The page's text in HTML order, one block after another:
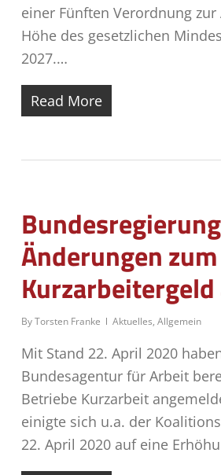
einer Fünften Verordnung
Höhe des gesetzlichen
2027.…
Read More
Änderungen zum
Kurzarbeitergeld
ByTorsten Franke Aktuelles, Allgemein
Mit Stand 22. April 2020
Bundesagentur für Arbeit
Betriebe Kurzarbeit
einigte sich u.a. der
22. April 2020 auf eine